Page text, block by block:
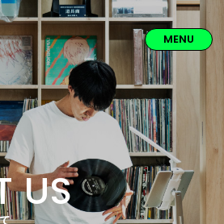
MENU
US